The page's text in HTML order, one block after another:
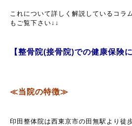
これについて詳しく解説しているコラ
もご覧下さい↓↓
【整骨院(接骨院)での健康保険
≪当院の特徴≫
印田整体院は西東京市の田無駅より徒